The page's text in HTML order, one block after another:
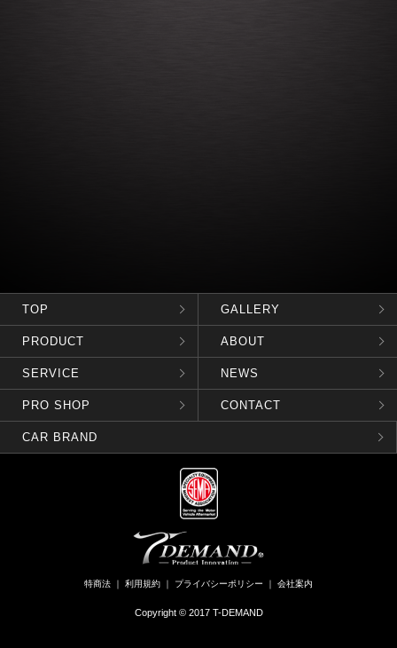
TOP GALLERY
PRODUCT ABOUT
SERVICE NEWS
PRO SHOP CONTACT
CAR BRAND
特商法 利用規約 プライバシーポリシー 会社案内
Copyright © 2017 T-DEMAND